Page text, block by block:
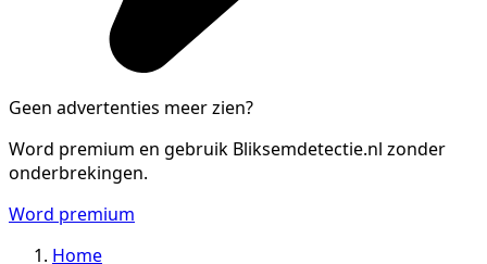
Geen advertenties meer zien?
Word premium en gebruik Bliksemdetectie.nl zonder
onderbrekingen.
Word premium
Home